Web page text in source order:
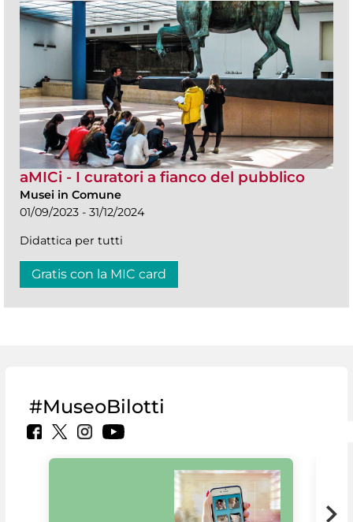
aMICi - I curatori a fianco del pubblico
Musei in Comune
01/09/2023 - 31/12/2024
Didattica per tutti
Gratis con la MIC card
#MuseoBilotti